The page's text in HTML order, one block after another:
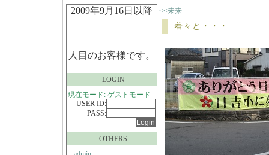
2009年9月16日以降
人目のお客様です。
LOGIN
現在モード: ゲストモード
USER ID:
PASS:
OTHERS
<<未来
着々と・・・